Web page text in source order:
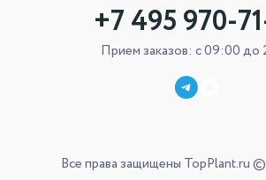
+7 495 970-
Прием заказов: с 09:00 до
Все права защищены TopPlant.ru